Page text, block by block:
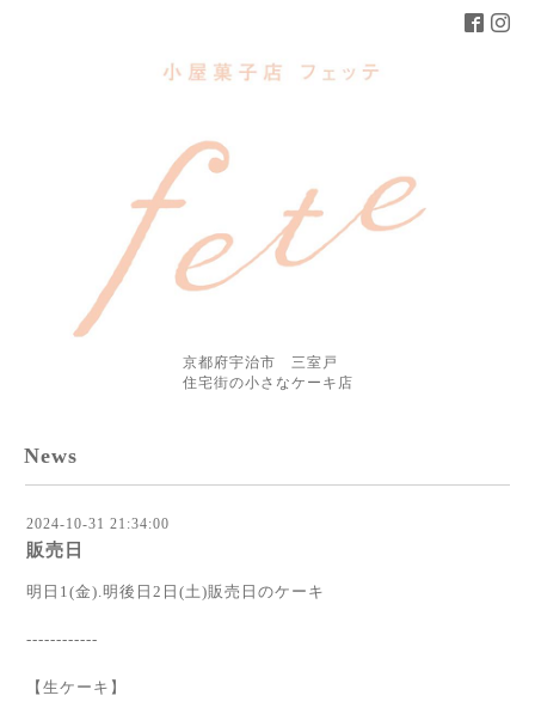
京都府宇治市 三室戸
住宅街の小さなケーキ店
News
2024-10-31 21:34:00
販売日
明日1(金).明後日2日(土)販売日のケーキ
------------
【生ケーキ】